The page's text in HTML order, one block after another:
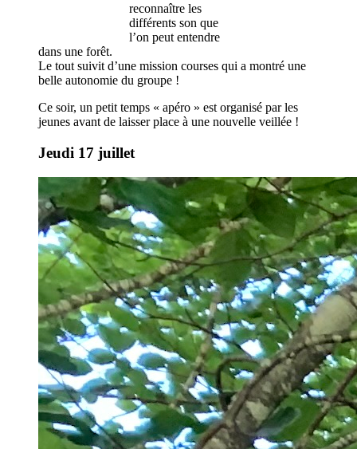
reconnaître les
différents son que
l’on peut entendre
dans une forêt.
Le tout suivit d’une mission courses qui a montré une
belle autonomie du groupe !
Ce soir, un petit temps « apéro » est organisé par les
jeunes avant de laisser place à une nouvelle veillée !
Jeudi 17 juillet